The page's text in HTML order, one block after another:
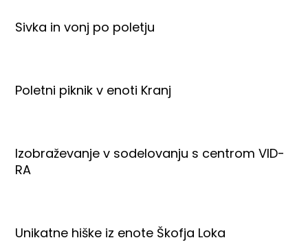
Sivka in vonj po poletju
Poletni piknik v enoti Kranj
Izobraževanje v sodelovanju s centrom VID-
RA
Unikatne hiške iz enote Škofja Loka